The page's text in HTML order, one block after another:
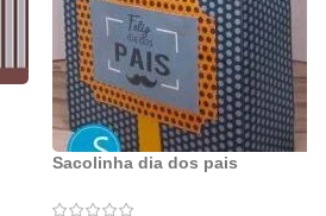
Sacolinha dia dos pais